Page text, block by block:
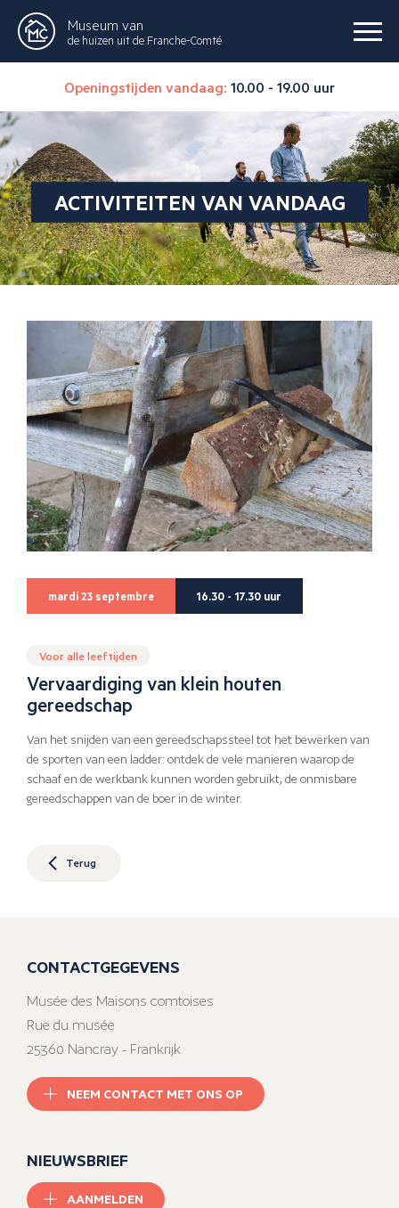
Museum van
de huizen uit de Franche-Comté
Openingstijden vandaag: 10.00 - 19.00 uur
ACTIVITEITEN VAN VANDAAG
mardi 23 septembre 16.30 - 17.30 uur
Voor alle leeftijden
Vervaardiging van klein houten
gereedschap
Van het snijden van een gereedschapssteel tot het bewerken van
de sporten van een ladder: ontdek de vele manieren waarop de
schaaf en de werkbank kunnen worden gebruikt, de onmisbare
gereedschappen van de boer in de winter.
Terug
CONTACTGEGEVENS
Musée des Maisons comtoises
Rue du musée
25360 Nancray - Frankrijk
NEEM CONTACT MET ONS OP
NIEUWSBRIEF
AANMELDEN